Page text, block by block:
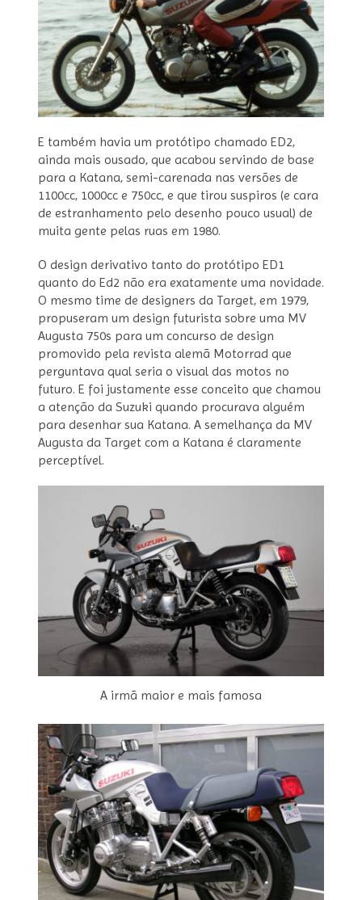
E também havia um protótipo chamado ED2,
ainda mais ousado, que acabou servindo de base
para a Katana, semi-carenada nas versões de
1100cc, 1000cc e 750cc, e que tirou suspiros (e cara
de estranhamento pelo desenho pouco usual) de
muita gente pelas ruas em 1980.
O design derivativo tanto do protótipo ED1
quanto do Ed2 não era exatamente uma novidade.
O mesmo time de designers da Target, em 1979,
propuseram um design futurista sobre uma MV
Augusta 750s para um concurso de design
promovido pela revista alemã Motorrad que
perguntava qual seria o visual das motos no
futuro. E foi justamente esse conceito que chamou
a atenção da Suzuki quando procurava alguém
para desenhar sua Katana. A semelhança da MV
Augusta da Target com a Katana é claramente
perceptível.
A irmã maior e mais famosa